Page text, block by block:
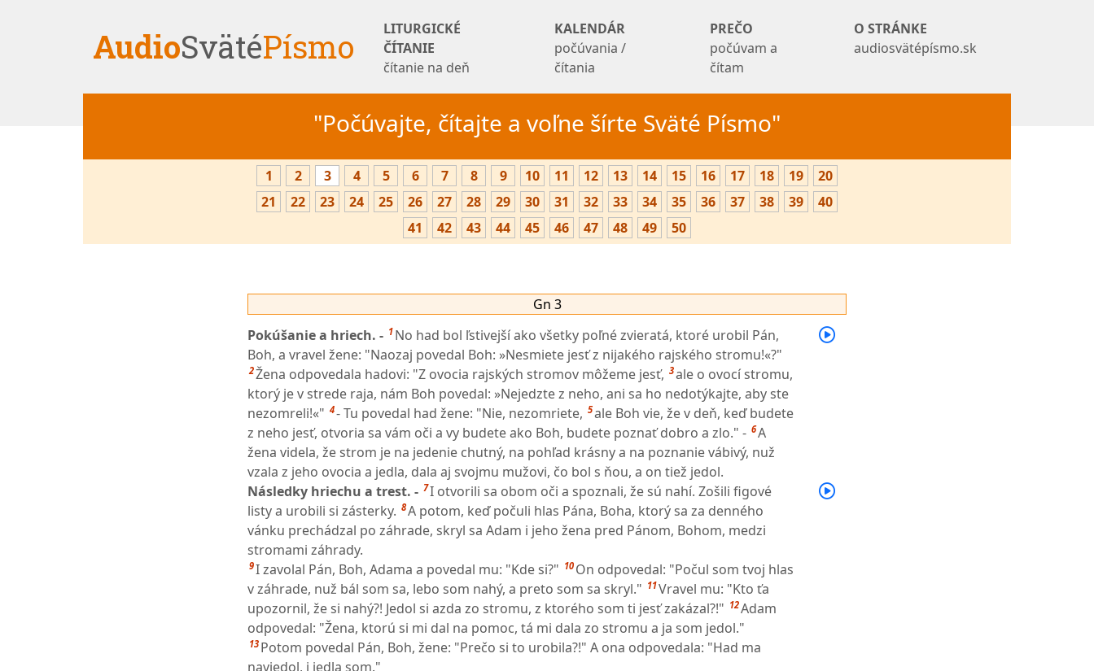
AudioSvätéPísmo
LITURGICKÉ
ČÍTANIE
čítanie na deň
KALENDÁR
počúvania /
čítania
PREČO
počúvam a
čítam
O STRÁNKE
audiosvätépísmo.sk
"Počúvajte, čítajte a voľne šírte Sväté Písmo"
1 2 3 4 5 6 7 8 9 10 11 12 13 14 15 16 17 18 19
20
21
22 23 24 25 26 27 28 29 30 31 32 33 34 35 36 37 38 39
40
41
42 43 44 45 46 47 48 49 50
Gn 3
Pokúšanie a hriech. - 1 No had bol ľstivejší ako všetky poľné zvieratá, ktoré urobil Pán,
Boh, a vravel žene: "Naozaj povedal Boh: »Nesmiete jesť z nijakého rajského stromu!«?"
2Žena odpovedala hadovi: "Z ovocia rajských stromov môžeme jesť, 3ale o ovocí stromu,
ktorý je v strede raja, nám Boh povedal: »Nejedzte z neho, ani sa ho nedotýkajte, aby ste
nezomreli!«" 4- Tu povedal had žene: "Nie, nezomriete, 5ale Boh vie, že v deň, keď budete
z neho jesť, otvoria sa vám oči a vy budete ako Boh, budete poznať dobro a zlo." - 6A
žena videla, že strom je na jedenie chutný, na pohľad krásny a na poznanie vábivý, nuž
vzala z jeho ovocia a jedla, dala aj svojmu mužovi, čo bol s ňou, a on tiež jedol.
Následky hriechu a trest. - 7I otvorili sa obom oči a spoznali, že sú nahí. Zošili figové
listy a urobili si zásterky. 8A potom, keď počuli hlas Pána, Boha, ktorý sa za denného
vánku prechádzal po záhrade, skryl sa Adam i jeho žena pred Pánom, Bohom, medzi
stromami záhrady.
9I zavolal Pán, Boh, Adama a povedal mu: "Kde si?" 10 On odpovedal: "Počul som tvoj hlas
v záhrade, nuž bál som sa, lebo som nahý, a preto som sa skryl." 11Vravel mu: "Kto ťa
upozornil, že si nahý?! Jedol si azda zo stromu, z ktorého som ti jesť zakázal?!" 12Adam
odpovedal: "Žena, ktorú si mi dal na pomoc, tá mi dala zo stromu a ja som jedol."
13 Potom povedal Pán, Boh, žene: "Prečo si to urobila?!" A ona odpovedala: "Had ma
naviedol, i jedla som."